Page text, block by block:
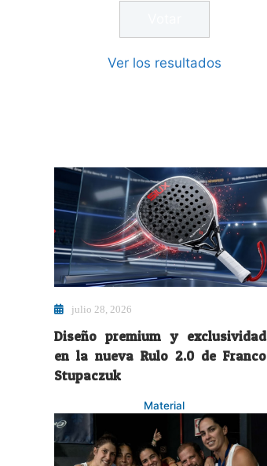
Ver los resultados
julio 28, 2026
Diseño premium y exclusividad
en la nueva Rulo 2.0 de Franco
Stupaczuk
Material